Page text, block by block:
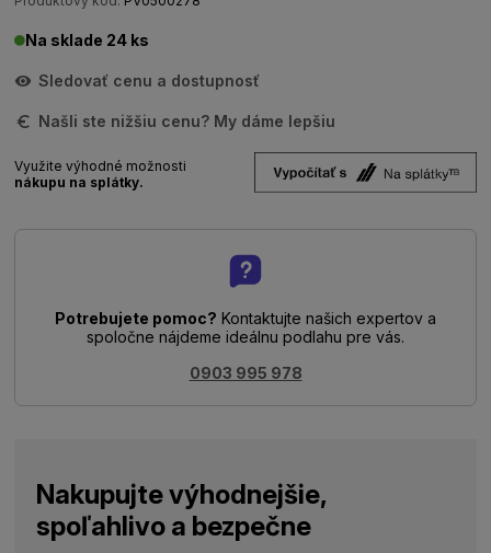
Na sklade 24 ks
Sledovať cenu a dostupnosť
Našli ste nižšiu cenu? My dáme lepšiu
Využite výhodné možnosti
nákupu na splátky.
Potrebujete pomoc? Kontaktujte našich expertov a
spoločne nájdeme ideálnu podlahu pre vás.
0903 995 978
Nakupujte výhodnejšie,
spoľahlivo a bezpečne